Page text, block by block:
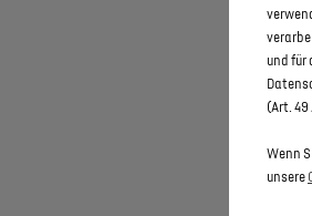
und für
(Art. 49
Wenn
unsere